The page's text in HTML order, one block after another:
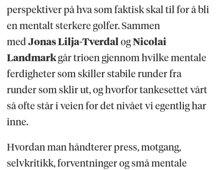
perspektiver på hva som faktisk skal til for å bli
en mentalt sterkere golfer. Sammen
med Jonas Lilja-Tverdal ogNicolai
Landmarkgår trioen gjennom hvilke mentale
ferdigheter som skiller stabile runder fra
runder som sklir ut, og hvorfor tankesettet vårt
så ofte står i veien for det nivået vi egentlig har
inne.
Hvordan man håndterer press, motgang,
selvkritikk, forventninger og små mentale